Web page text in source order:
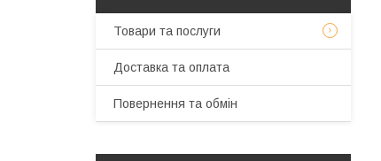
Товари та послуги
Доставка та оплата
Повернення та обмін